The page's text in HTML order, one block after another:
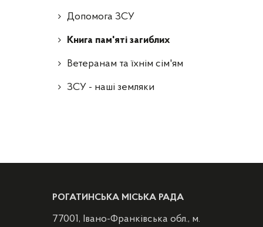
Допомога ЗСУ
Книга пам'яті загиблих
Ветеранам та їхнім сім'ям
ЗСУ - наші земляки
РОГАТИНСЬКА МІСЬКА РАДА
77001, Івано-Франківська обл., м.